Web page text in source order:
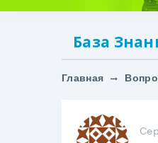
База
Главная